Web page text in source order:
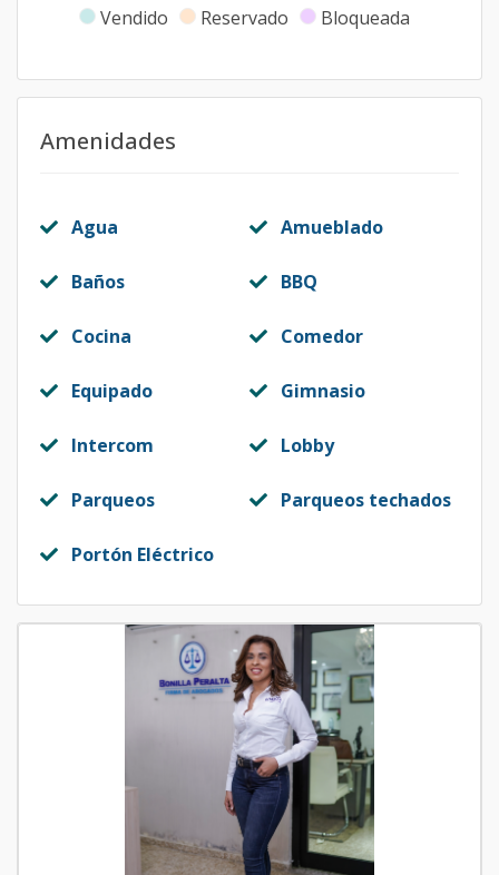
Vendido Reservado Bloqueada
Amenidades
Agua Amueblado
Baños BBQ
Cocina Comedor
Equipado Gimnasio
Intercom Lobby
Parqueos Parqueos techados
Portón Eléctrico